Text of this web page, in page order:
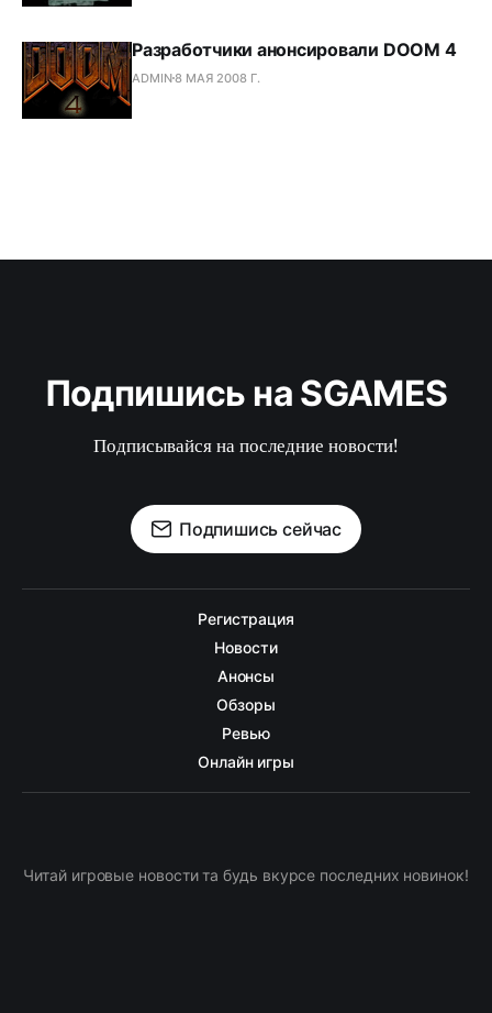
Разработчики анонсировали DOOM 4
ADMIN8 МАЯ 2008 Г.
Подпишись на SGAMES
Подписывайся на последние новости!
Подпишись сейчас
Регистрация
Новости
Анонсы
Обзоры
Ревью
Онлайн игры
Читай игровые новости та будь вкурсе последних новинок!